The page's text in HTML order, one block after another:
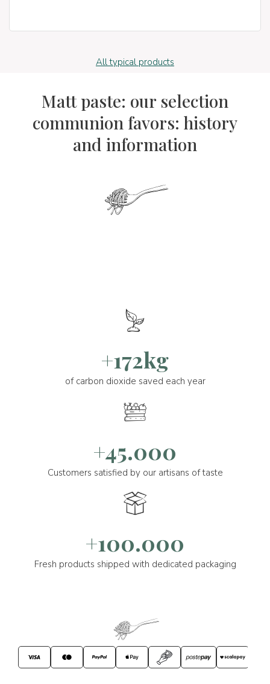
All typical products
Matt paste: our selection
communion favors: history
and information
+172kg
of carbon dioxide saved each year
+45.000
Customers satisfied by our artisans of taste
+100.000
Fresh products shipped with dedicated packaging